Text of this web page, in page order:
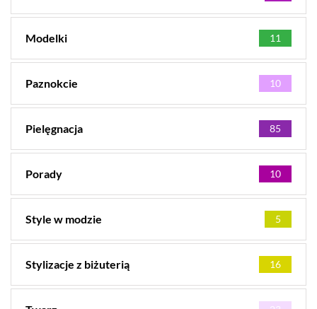
Modelki 11
Paznokcie 10
Pielęgnacja 85
Porady 10
Style w modzie 5
Stylizacje z biżuterią 16